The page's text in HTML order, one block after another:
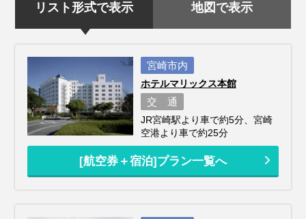
リスト形式で表示 地図で表示
宮崎市内
ホテルマリックス本館
交 通
JR宮崎駅より車で約5分、宮崎
空港より車で約25分
[航空券＋宿泊]プラン一覧へ